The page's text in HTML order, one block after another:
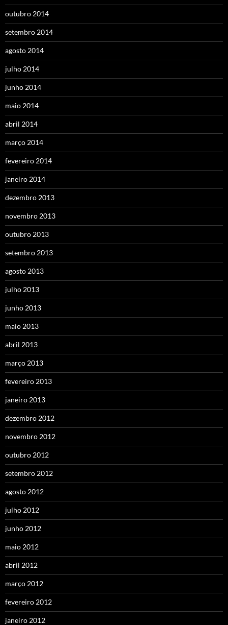
outubro 2014
setembro 2014
agosto 2014
julho 2014
junho 2014
maio 2014
abril 2014
março 2014
fevereiro 2014
janeiro 2014
dezembro 2013
novembro 2013
outubro 2013
setembro 2013
agosto 2013
julho 2013
junho 2013
maio 2013
abril 2013
março 2013
fevereiro 2013
janeiro 2013
dezembro 2012
novembro 2012
outubro 2012
setembro 2012
agosto 2012
julho 2012
junho 2012
maio 2012
abril 2012
março 2012
fevereiro 2012
janeiro 2012